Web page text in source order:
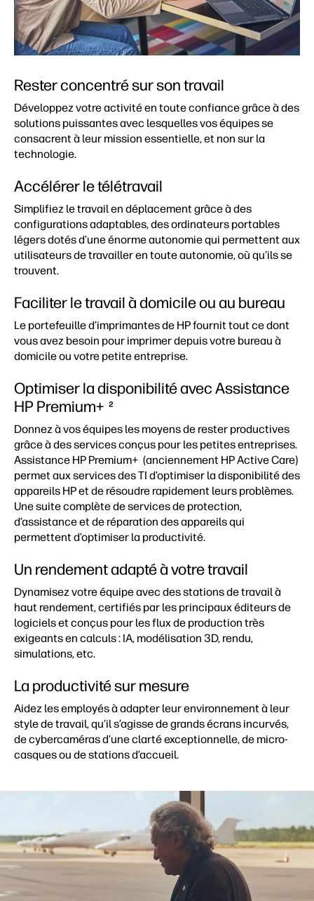
Rester concentré sur son travail
Développez votre activité en toute confiance grâce à des
solutions puissantes avec lesquelles vos équipes se
consacrent à leur mission essentielle, et non sur la
technologie.
Accélérer le télétravail
Simplifiez le travail en déplacement grâce à des
configurations adaptables, des ordinateurs portables
légers dotés d’une énorme autonomie qui permettent aux
utilisateurs de travailler en toute autonomie, où qu’ils se
trouvent.
Faciliter le travail à domicile ou au bureau
Le portefeuille d’imprimantes de HP fournit tout ce dont
vous avez besoin pour imprimer depuis votre bureau à
domicile ou votre petite entreprise.
Optimiser la disponibilité avec Assistance
HP Premium+ 2
Donnez à vos équipes les moyens de rester productives
grâce à des services conçus pour les petites entreprises.
Assistance HP Premium+ (anciennement HP Active Care)
permet aux services des TI d’optimiser la disponibilité des
appareils HP et de résoudre rapidement leurs problèmes.
Une suite complète de services de protection,
d’assistance et de réparation des appareils qui
permettent d’optimiser la productivité.
Un rendement adapté à votre travail
Dynamisez votre équipe avec des stations de travail à
haut rendement, certifiés par les principaux éditeurs de
logiciels et conçus pour les flux de production très
exigeants en calculs : IA, modélisation 3D, rendu,
simulations, etc.
La productivité sur mesure
Aidez les employés à adapter leur environnement à leur
style de travail, qu’il s’agisse de grands écrans incurvés,
de cybercaméras d’une clarté exceptionnelle, de micro-
casques ou de stations d’accueil.